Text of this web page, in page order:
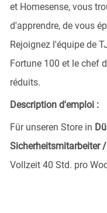
et Homesense, vous
d'apprendre, de vous
Rejoignez l'équipe de
Fortune 100 et le chef
réduits.
Description d'emploi :
Für unseren Store in
Sicherheitsmitarbeiter
Vollzeit 40 Std. pro